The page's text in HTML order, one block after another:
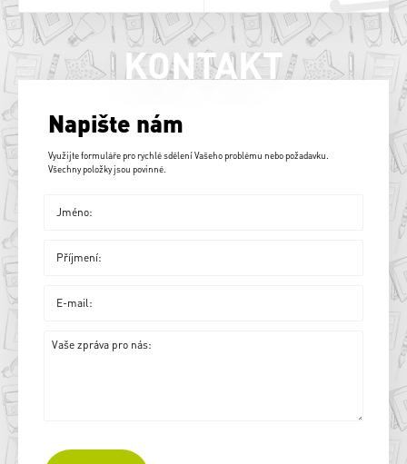
KONTAKT
Napište nám
Využijte formuláře pro rychlé sdělení Vašeho problému nebo požadavku.
Všechny položky jsou povinné.